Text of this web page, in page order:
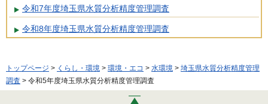
令和7年度埼玉県水質分析精度管理調査
令和8年度埼玉県水質分析精度管理調査
トップページ > くらし・環境 > 環境・エコ > 水環境 > 埼玉県水質分析精度管理
調査 > 令和5年度埼玉県水質分析精度管理調査